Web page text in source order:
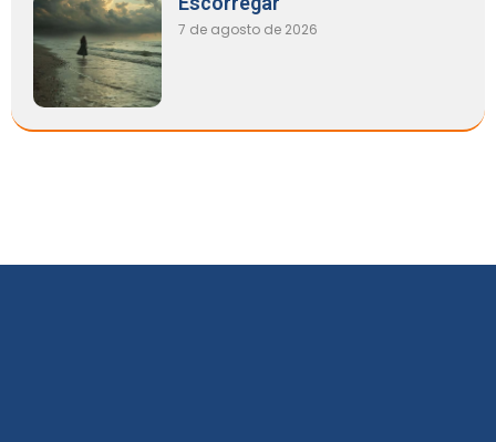
7 de agosto de 2026